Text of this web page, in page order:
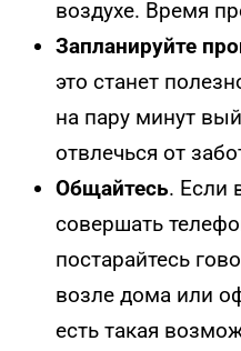
воздухе. Время
Запланируйте
это станет
на пару минут
отвлечься от
Общайтесь. Если
совершать
постарайтесь
возле дома или
есть такая